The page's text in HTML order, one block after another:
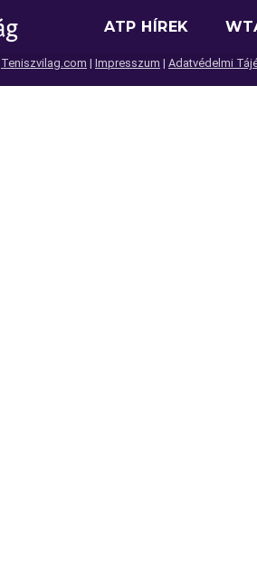
ATP HÍREK
Teniszvilag.com | Impresszum | Adatvédelmi